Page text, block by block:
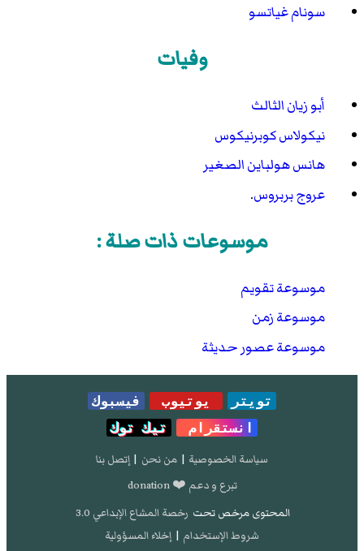
سونام غياتسو
وفيات
أبو زيان الثالث
نيكولاس كوبرنيكوس
هانس هولباين الصغير
عروج بربروس.
موسوعات ذات صلة :
موسوعة تقويم
موسوعة زمن
موسوعة عصور حديثة
تويتر يوتيوب
فيسبوك
انستقرام
تيك توك
سياسة الخصوصية | من نحن | إتصل بنا
تبرع و دعم ❤️ donation
المحتوى مرخص تحت رخصة المشاع الإبداعي 3.0
شروط الإستخدام | إخلاء المسؤولية